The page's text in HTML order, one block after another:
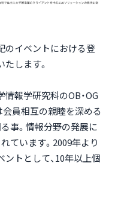
のイベントにおける登
します。
報学研究科のOB・OG
員相互の親睦を深める
事。情報分野の発展に
ています。2009年より
トとして、10年以上個